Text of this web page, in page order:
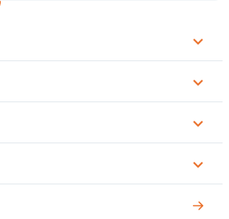
Vše
o
O